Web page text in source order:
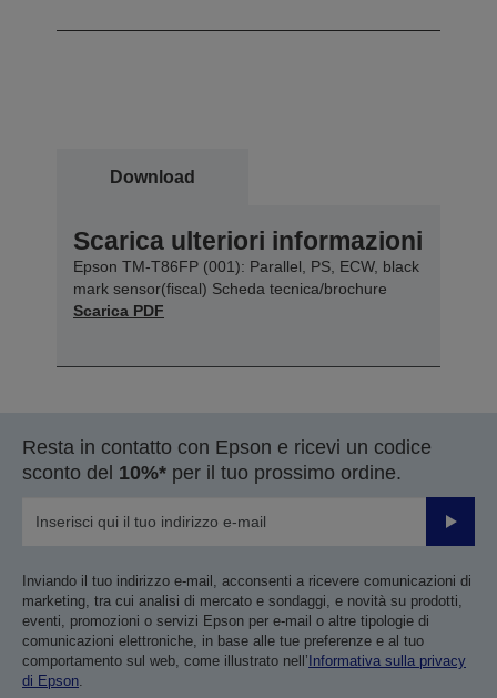
Download
Scarica ulteriori informazioni
Epson TM-T86FP (001): Parallel, PS, ECW, black
mark sensor(fiscal) Scheda tecnica/brochure
Scarica PDF
Resta in contatto con Epson e ricevi un codice
sconto del 10%* per il tuo prossimo ordine.
Invia
Inviando il tuo indirizzo e-mail, acconsenti a ricevere comunicazioni di
marketing, tra cui analisi di mercato e sondaggi, e novità su prodotti,
eventi, promozioni o servizi Epson per e-mail o altre tipologie di
comunicazioni elettroniche, in base alle tue preferenze e al tuo
comportamento sul web, come illustrato nell’ Informativa sulla privacy
di Epson